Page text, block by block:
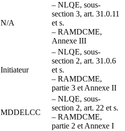
N/A
– NLQE, sous-
section 3, art. 31.0.11
et s.
– RAMDCME,
Annexe III
Initiateur
– NLQE, sous-
section 2, art. 31.0.6
et s.
– RAMDCME,
partie 3 et Annexe II
MDDELCC
– NLQE, sous-
section 2, art. 22 et s.
– RAMDCME,
partie 2 et Annexe I